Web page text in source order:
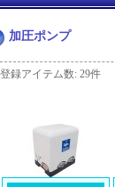
加圧ポンプ
登録アイテム数: 29件